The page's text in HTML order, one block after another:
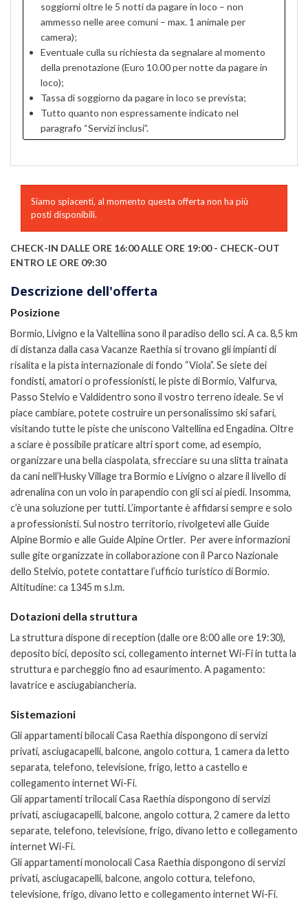
soggiorni oltre le 5 notti da pagare in loco – non
ammesso nelle aree comuni – max. 1 animale per
camera);
Eventuale culla su richiesta da segnalare al momento
della prenotazione (Euro 10.00 per notte da pagare in
loco);
Tassa di soggiorno da pagare in loco se prevista;
Tutto quanto non espressamente indicato nel
paragrafo “Servizi inclusi”.
Siamo spiacenti, al momento questa offerta non ha più
posti disponibili.
CHECK-IN DALLE ORE 16:00 ALLE ORE 19:00 - CHECK-OUT
ENTRO LE ORE 09:30
Descrizione dell'offerta
Posizione
Bormio, Livigno e la Valtellina sono il paradiso dello sci. A ca. 8,5 km
di distanza dalla casa Vacanze Raethia si trovano gli impianti di
risalita e la pista internazionale di fondo “Viola”. Se siete dei
fondisti, amatori o professionisti, le piste di Bormio, Valfurva,
Passo Stelvio e Valdidentro sono il vostro terreno ideale. Se vi
piace cambiare, potete costruire un personalissimo ski safari,
visitando tutte le piste che uniscono Valtellina ed Engadina. Oltre
a sciare è possibile praticare altri sport come, ad esempio,
organizzare una bella ciaspolata, sfrecciare su una slitta trainata
da cani nell’Husky Village tra Bormio e Livigno o alzare il livello di
adrenalina con un volo in parapendio con gli sci ai piedi. Insomma,
c’è una soluzione per tutti. L’importante è affidarsi sempre e solo
a professionisti. Sul nostro territorio, rivolgetevi alle Guide
Alpine Bormio e alle Guide Alpine Ortler. Per avere informazioni
sulle gite organizzate in collaborazione con il Parco Nazionale
dello Stelvio, potete contattare l’ufficio turistico di Bormio.
Altitudine: ca 1345 m s.l.m.
Dotazioni della struttura
La struttura dispone di reception (dalle ore 8:00 alle ore 19:30),
deposito bici, deposito sci, collegamento internet Wi-Fi in tutta la
struttura e parcheggio fino ad esaurimento. A pagamento:
lavatrice e asciugabiancheria.
Sistemazioni
Gli appartamenti bilocali Casa Raethia dispongono di servizi
privati, asciugacapelli, balcone, angolo cottura, 1 camera da letto
separata, telefono, televisione, frigo, letto a castello e
collegamento internet Wi-Fi.
Gli appartamenti trilocali Casa Raethia dispongono di servizi
privati, asciugacapelli, balcone, angolo cottura, 2 camere da letto
separate, telefono, televisione, frigo, divano letto e collegamento
internet Wi-Fi.
Gli appartamenti monolocali Casa Raethia dispongono di servizi
privati, asciugacapelli, balcone, angolo cottura, telefono,
televisione, frigo, divano letto e collegamento internet Wi-Fi.